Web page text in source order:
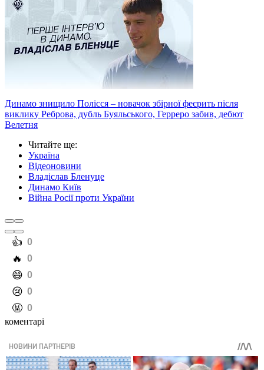
Динамо знищило Полісся – новачок збірної феєрить після
виклику Реброва, дубль Буяльського, Герреро забив, дебют
Велетня
Читайте ще:
Україна
Відеоновини
Владіслав Бленуце
Динамо Київ
Війна Росії проти України
️👍 0
️🔥 0
️😄 0
️😢 0
️🤬 0
коментарі